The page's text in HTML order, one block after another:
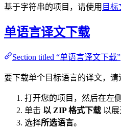
基于字符串的项目，请使用 目
单语言译文下载
Section titled “单语言译文下载”
要下载单个目标语言的译文，请
打开您的项目，然后在左
单击 以 ZIP 格式下载 以展
选择所选语言。